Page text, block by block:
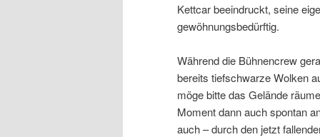
Kettcar beeindruckt, seine
gewöhnungsbedürftig.
Während die Bühnencrew
bereits tiefschwarze Wolken
möge bitte das Gelände
Moment dann auch spontan
auch – durch den jetzt